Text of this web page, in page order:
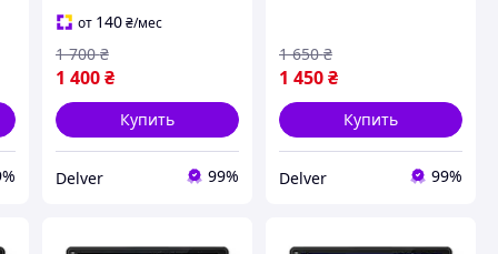
на MOLLE Олива
от 140 ₴/мес
1 400 ₴
1 700 ₴
Купить
Delver 99%
1 450₴
1 650 ₴
Купить
Delver 99%